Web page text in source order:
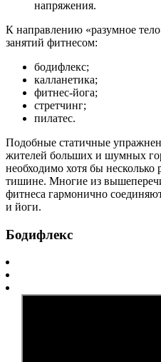
напряжения.
К направлению «разумное
занятий фитнесом:
бодифлекс;
калланетика;
фитнес-йога;
стретчинг;
пилатес.
Подобные статичные
жителей больших и шумных
необходимо хотя бы несколько
тишине. Многие из
фитнеса гармонично
и йоги.
Бодифлекс